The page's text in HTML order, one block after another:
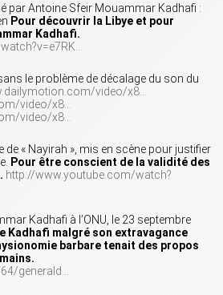
par Antoine Sfeir Mouammar Kadhafi :
Pour découvrir la Libye et pour
Kadhafi.
le problème de décalage du son du
video/x8…
video/x8…
video/x8…
« Nayirah », mis en scène pour justifier
Pour être conscient de la validité des
http://www.youtube.com/watch?
Kadhafi à l’ONU, le 23 septembre
Kadhafi malgré son extravagance
barbare tenait des propos
generald…